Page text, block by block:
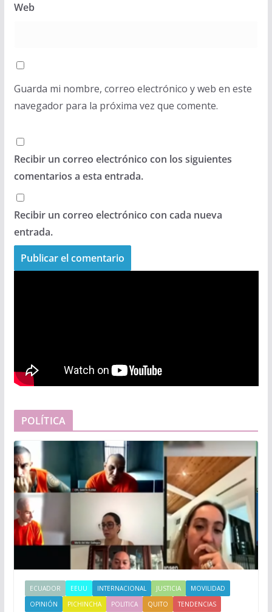
Web
Guarda mi nombre, correo electrónico y web en este
navegador para la próxima vez que comente.
Recibir un correo electrónico con los siguientes
comentarios a esta entrada.
Recibir un correo electrónico con cada nueva
entrada.
POLÍTICA
ECUADOR EEUU INTERNACIONAL JUSTICIA
MOVILIDAD
OPINIÓN
PICHINCHA POLITICA QUITO TENDENCIAS